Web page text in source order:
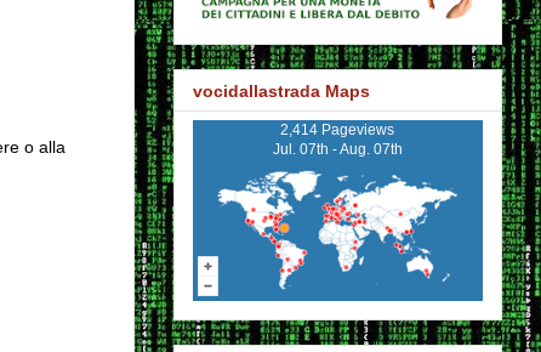
o alla
vocidallastrada Maps
2,414 Pageviews
Jul. 07th - Aug. 07th